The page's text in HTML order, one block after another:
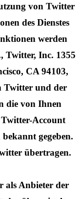
von Twitter
des Dienstes
werden
Twitter, Inc. 1355
CA 94103,
Twitter und der
die von Ihnen
Account
gegeben.
übertragen.
als Anbieter der